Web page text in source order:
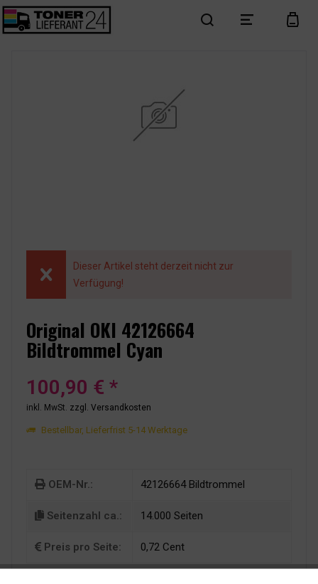
search menu cart
Dieser Artikel steht derzeit nicht zur
Verfügung!
Original OKI 42126664
Bildtrommel Cyan
100,90 € *
inkl. MwSt. zzgl. Versandkosten
Bestellbar, Lieferfrist 5-14 Werktage
OEM-Nr.: 42126664 Bildtrommel
Seitenzahl ca.: 14.000 Seiten
Preis pro Seite: 0,72 Cent